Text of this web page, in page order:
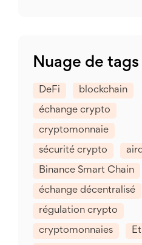
Nuage de tags
DeFi blockchain
échange crypto
cryptomonnaie
sécurité crypto
Binance Smart Chain
échange décentralisé
régulation crypto
cryptomonnaies